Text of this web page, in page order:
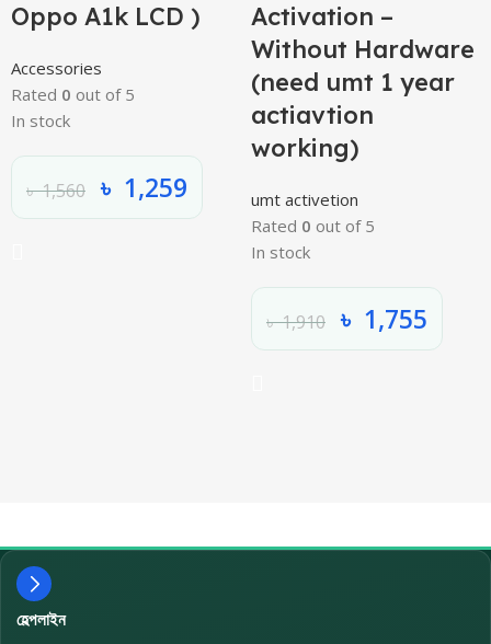
Oppo A1k LCD )
Accessories
Rated 0 out of 5
In stock
৳1,560 ৳ 1,259
Activation –
Without Hardware
(need umt 1 year
actiavtion
working)
umt activetion
Rated 0 out of 5
In stock
৳1,910 ৳ 1,755
হেল্পলাইন